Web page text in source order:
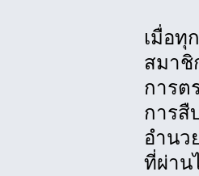
เมื่อทุ
สมาชิ
การต
การสื
อำนว
ที่ผ่าน